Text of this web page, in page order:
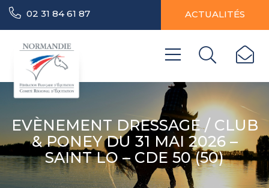
02 31 84 61 87 ACTUALITÉS
EVÈNEMENT DRESSAGE / CLUB
& PONEY DU 31 MAI 2026 –
SAINT LO – CDE 50 (50)